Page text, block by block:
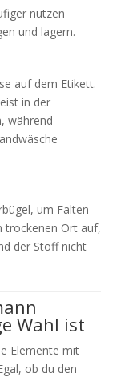
nutzen
und lagern.
auf dem Etikett.
in der
während
um Falten
trockenen Ort auf,
der Stoff nicht
Wahl ist
Elemente mit
ob du den